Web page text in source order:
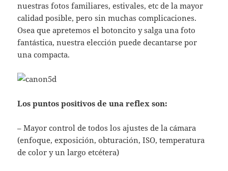
nuestras fotos familiares, estivales, etc de la mayor
calidad posible, pero sin muchas complicaciones.
Osea que apretemos el botoncito y salga una foto
fantástica, nuestra elección puede decantarse por
una compacta.
Los puntos positivos de una reflex son:
– Mayor control de todos los ajustes de la cámara
(enfoque, exposición, obturación, ISO, temperatura
de color y un largo etcétera)